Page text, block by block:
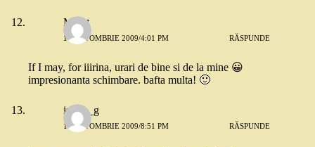
Merat
16 OCTOMBRIE 2009/4:01 PM RĂSPUNDE
If I may, for iiirina, urari de bine si de la mine 😀
impresionanta schimbare. bafta multa! 🙂
iulian_g
16 OCTOMBRIE 2009/8:51 PM RĂSPUNDE